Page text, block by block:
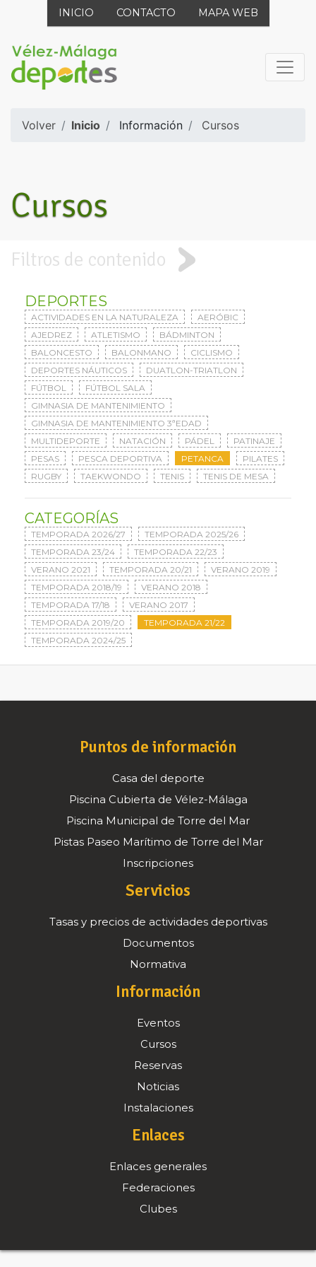
INICIO CONTACTO MAPA WEB
Volver Inicio Información Cursos
Cursos
Filtros de contenido
DEPORTES
ACTIVIDADES EN LA NATURALEZA
AERÓBIC
AJEDREZ
ATLETISMO
BÁDMINTON
BALONCESTO
BALONMANO
CICLISMO
DEPORTES NÁUTICOS
DUATLON-TRIATLON
FÚTBOL
FÚTBOL SALA
GIMNASIA DE MANTENIMIENTO
GIMNASIA DE MANTENIMIENTO 3ªEDAD
MULTIDEPORTE
NATACIÓN PÁDEL
PATINAJE
PESAS
PESCA DEPORTIVA PETANCA
PILATES
RUGBY
TAEKWONDO TENIS TENIS DE MESA
CATEGORÍAS
TEMPORADA 2026/27
TEMPORADA 2025/26
TEMPORADA 23/24
TEMPORADA 22/23
VERANO 2021
TEMPORADA 20/21
VERANO 2019
TEMPORADA 2018/19
VERANO 2018
TEMPORADA 17/18
VERANO 2017
TEMPORADA 2019/20
TEMPORADA 21/22
TEMPORADA 2024/25
Puntos de información
Casa del deporte
Piscina Cubierta de Vélez-Málaga
Piscina Municipal de Torre del Mar
Pistas Paseo Marítimo de Torre del Mar
Inscripciones
Servicios
Tasas y precios de actividades deportivas
Documentos
Normativa
Información
Eventos
Cursos
Reservas
Noticias
Instalaciones
Enlaces
Enlaces generales
Federaciones
Clubes